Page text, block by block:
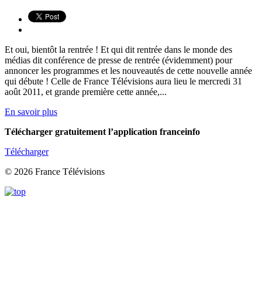
Et oui, bientôt la rentrée ! Et qui dit rentrée dans le monde des
médias dit conférence de presse de rentrée (évidemment) pour
annoncer les programmes et les nouveautés de cette nouvelle année
qui débute ! Celle de France Télévisions aura lieu le mercredi 31
août 2011, et grande première cette année,...
En savoir plus
Télécharger gratuitement l’application franceinfo
Télécharger
© 2026 France Télévisions